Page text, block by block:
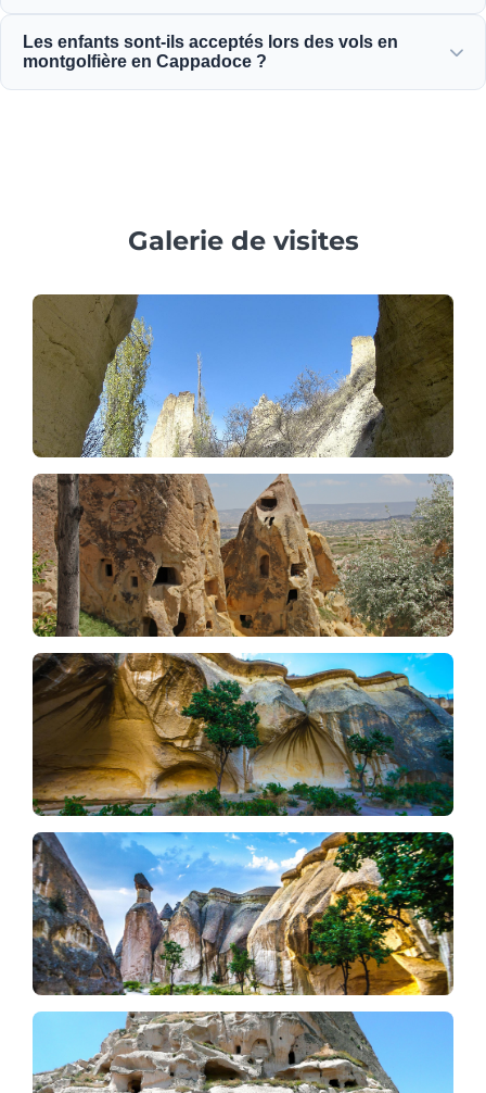
Göreme, Ürgüp, Uçhisar, Avanos et Ortahisar sont
entièrement inclus dans le forfait.
Les enfants sont-ils acceptés lors des vols en
montgolfière en Cappadoce ?
Galerie de visites